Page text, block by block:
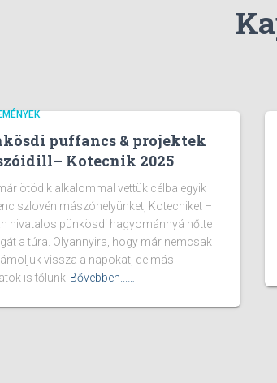
puffancs & projektek
Kotecnik 2025
ötödik alkalommal vettük célba egyik
szlovén mászóhelyünket, Kotecniket –
hivatalos pünkösdi hagyománnyá nőtte
a túra. Olyannyira, hogy már nemcsak
vissza a napokat, de más
is tőlünk Bővebben...…